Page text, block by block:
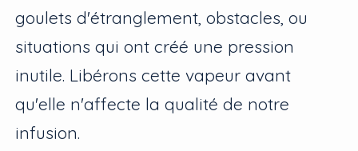
goulets d'étranglement, obstacles, ou
situations qui ont créé une pression
inutile. Libérons cette vapeur avant
qu'elle n'affecte la qualité de notre
infusion.